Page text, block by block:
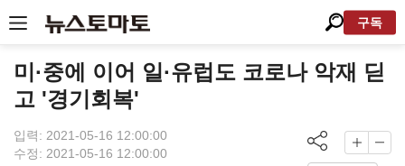
구독
미·중에 이어 일·유럽도 코로나 악재 딛
고 '경기회복'
입력: 2021-05-16 12:00:00
수정: 2021-05-16 12:00:00